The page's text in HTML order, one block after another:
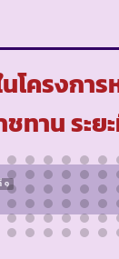
นโครงกา
ชทาน ระย
๑